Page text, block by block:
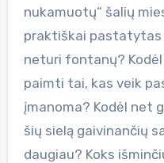
nukamuotų“ šalių
praktiškai pastatytas
neturi fontanų?
paimti tai, kas veik
įmanoma? Kodėl net
šių sielą gaivinančių
daugiau? Koks